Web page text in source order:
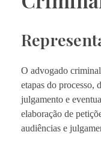
O advogado
etapas do processo,
julgamento e
elaboração de
audiências e